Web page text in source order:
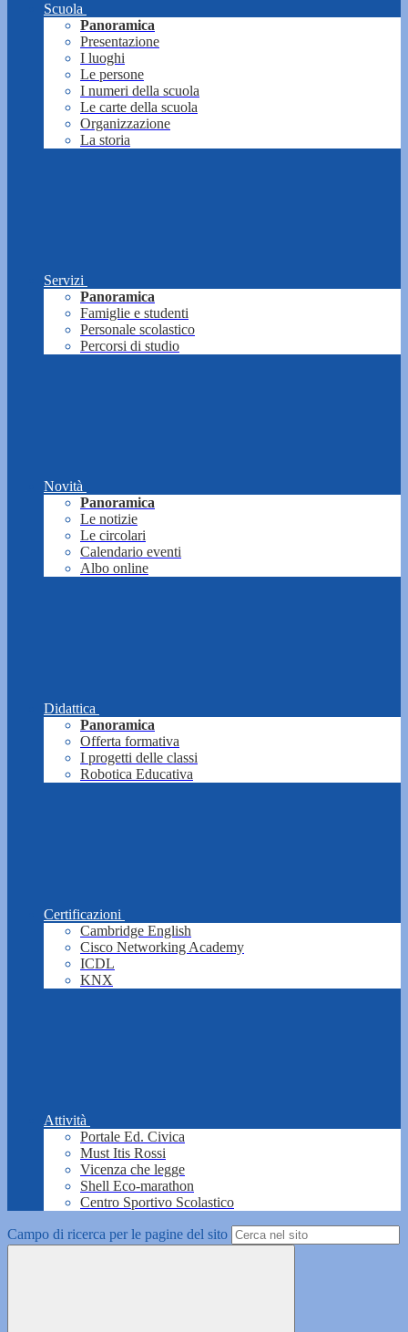
Scuola
Panoramica
Presentazione
I luoghi
Le persone
I numeri della scuola
Le carte della scuola
Organizzazione
La storia
Servizi
Panoramica
Famiglie e studenti
Personale scolastico
Percorsi di studio
Novità
Panoramica
Le notizie
Le circolari
Calendario eventi
Albo online
Didattica
Panoramica
Offerta formativa
I progetti delle classi
Robotica Educativa
Certificazioni
Cambridge English
Cisco Networking Academy
ICDL
KNX
Attività
Portale Ed. Civica
Must Itis Rossi
Vicenza che legge
Shell Eco-marathon
Centro Sportivo Scolastico
Campo di ricerca per le pagine del sito